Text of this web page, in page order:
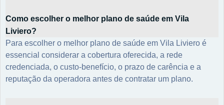
Como escolher o melhor plano de saúde em Vila
Liviero?
Para escolher o melhor plano de saúde em Vila Liviero é
essencial considerar a cobertura oferecida, a rede
credenciada, o custo-benefício, o prazo de carência e a
reputação da operadora antes de contratar um plano.